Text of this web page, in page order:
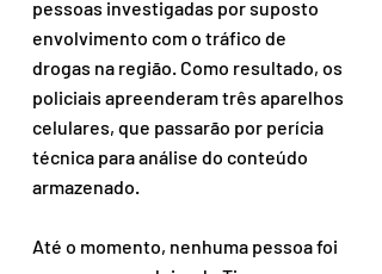
pessoas investigadas por suposto
envolvimento com o tráfico de
drogas na região. Como resultado, os
policiais apreenderam três aparelhos
celulares, que passarão por perícia
técnica para análise do conteúdo
armazenado.
Até o momento, nenhuma pessoa foi